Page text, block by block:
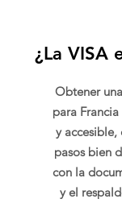
¿La VISA
Obtener
para
y
pasos bien
con la
y el